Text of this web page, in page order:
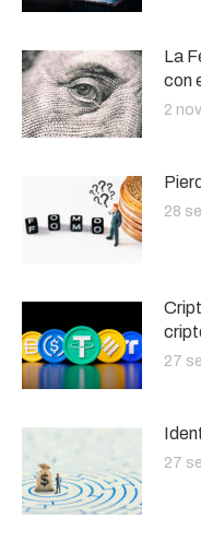
La
con
2
28
27
27